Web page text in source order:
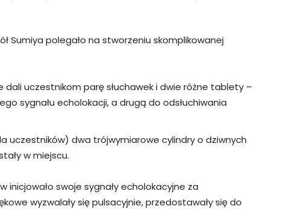
Sumiya polegało na stworzeniu skomplikowanej
uczestnikom parę słuchawek i dwie różne tablety –
sygnału echolokacji, a drugą do odsłuchiwania
uczestników) dwa trójwymiarowe cylindry o dziwnych
w miejscu.
inicjowało swoje sygnały echolokacyjne za
wyzwalały się pulsacyjnie, przedostawały się do